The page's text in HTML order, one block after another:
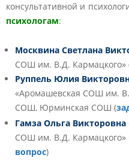
консультативной и
психологам:
Москвина Светлана
СОШ им. В.Д. Кармацкого»
Руппель Юлия
«Аромашевская СОШ им.
СОШ, Юрминская СОШ (
Гамза Ольга Викторовна
СОШ им. В.Д.
вопрос)